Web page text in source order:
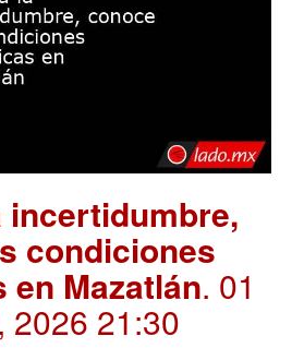
incertidumbre,
condiciones
Mazatlán. 01
2026 21:30